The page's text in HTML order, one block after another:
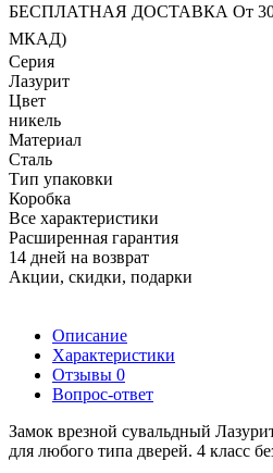
БЕСПЛАТНАЯ ДОСТАВКА От
МКАД)
Серия
Лазурит
Цвет
никель
Материал
Сталь
Тип упаковки
Коробка
Все характеристики
Расширенная гарантия
14 дней на возврат
Акции, скидки, подарки
Описание
Характеристики
Отзывы 0
Вопрос-ответ
Замок врезной сувальдный
для любого типа дверей. 4 класс